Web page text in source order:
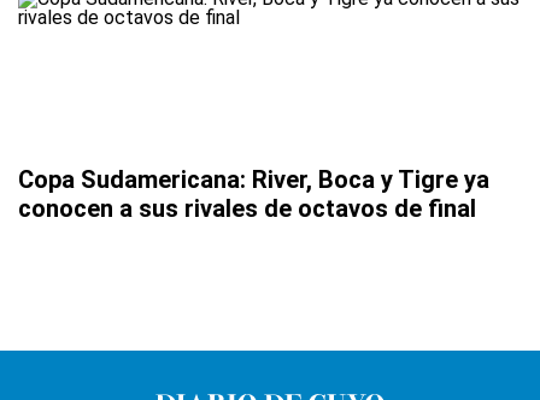
Copa Sudamericana: River, Boca y Tigre ya
conocen a sus rivales de octavos de final